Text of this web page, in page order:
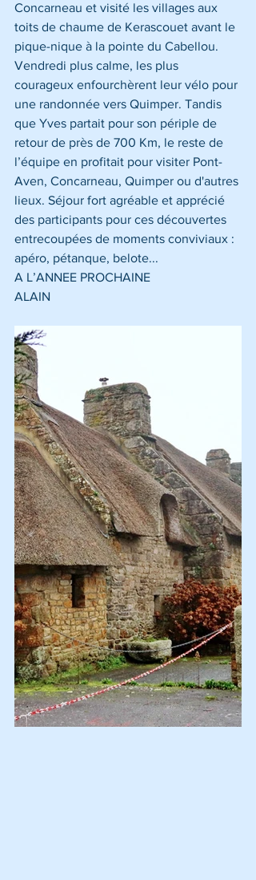
Concarneau et visité les villages aux
toits de chaume de Kerascouet avant le
pique-nique à la pointe du Cabellou.
Vendredi plus calme, les plus
courageux enfourchèrent leur vélo pour
une randonnée vers Quimper. Tandis
que Yves partait pour son périple de
retour de près de 700 Km, le reste de
l’équipe en profitait pour visiter Pont-
Aven, Concarneau, Quimper ou d'autres
lieux. Séjour fort agréable et apprécié
des participants pour ces découvertes
entrecoupées de moments conviviaux :
apéro, pétanque, belote...
A L’ANNEE PROCHAINE
ALAIN